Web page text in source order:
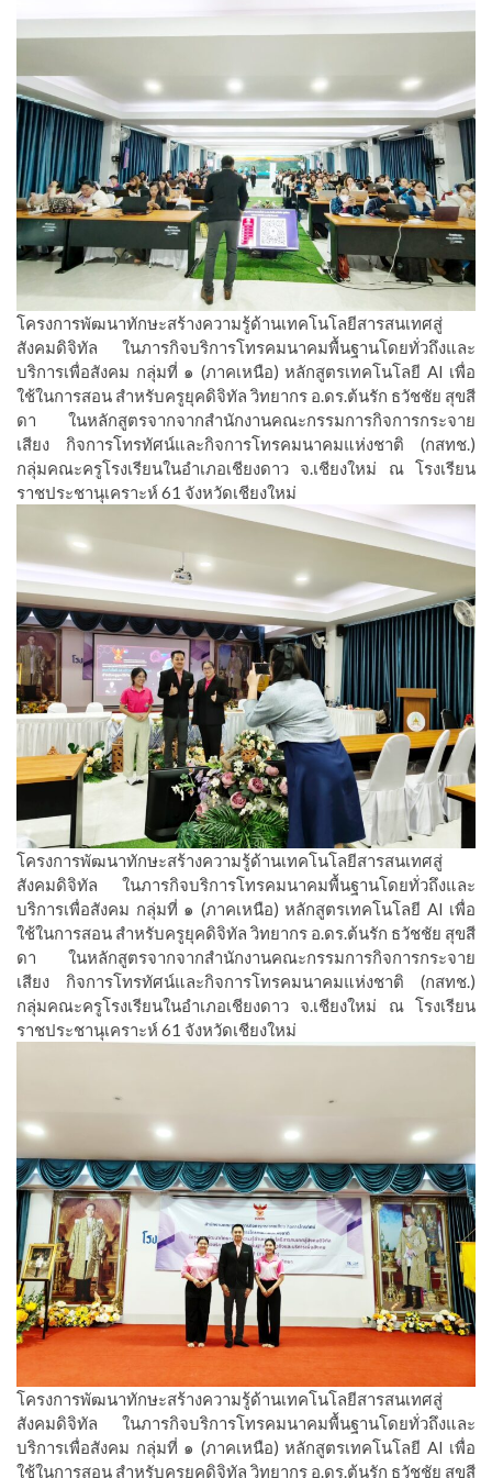
โครงการพัฒนาทักษะสร้างความรู้ด้านเทคโนโลยีสารสนเทศสู่
สังคมดิจิทัล ในภารกิจบริการโทรคมนาคมพื้นฐานโดยทั่วถึงและ
บริการเพื่อสังคม กลุ่มที่ ๑ (ภาคเหนือ) หลักสูตรเทคโนโลยี AI เพื่อ
ใช้ในการสอน สำหรับครูยุคดิจิทัล วิทยากร อ.ดร.ต้นรัก ธวัชชัย สุขสี
ดา ในหลักสูตรจากจากสำนักงานคณะกรรมการกิจการกระจาย
เสียง กิจการโทรทัศน์และกิจการโทรคมนาคมแห่งชาติ (กสทช.)
กลุ่มคณะครูโรงเรียนในอำเภอเชียงดาว จ.เชียงใหม่ ณ โรงเรียน
ราชประชานุเคราะห์ 61 จังหวัดเชียงใหม่
โครงการพัฒนาทักษะสร้างความรู้ด้านเทคโนโลยีสารสนเทศสู่
สังคมดิจิทัล ในภารกิจบริการโทรคมนาคมพื้นฐานโดยทั่วถึงและ
บริการเพื่อสังคม กลุ่มที่ ๑ (ภาคเหนือ) หลักสูตรเทคโนโลยี AI เพื่อ
ใช้ในการสอน สำหรับครูยุคดิจิทัล วิทยากร อ.ดร.ต้นรัก ธวัชชัย สุขสี
ดา ในหลักสูตรจากจากสำนักงานคณะกรรมการกิจการกระจาย
เสียง กิจการโทรทัศน์และกิจการโทรคมนาคมแห่งชาติ (กสทช.)
กลุ่มคณะครูโรงเรียนในอำเภอเชียงดาว จ.เชียงใหม่ ณ โรงเรียน
ราชประชานุเคราะห์ 61 จังหวัดเชียงใหม่
โครงการพัฒนาทักษะสร้างความรู้ด้านเทคโนโลยีสารสนเทศสู่
สังคมดิจิทัล ในภารกิจบริการโทรคมนาคมพื้นฐานโดยทั่วถึงและ
บริการเพื่อสังคม กลุ่มที่ ๑ (ภาคเหนือ) หลักสูตรเทคโนโลยี AI เพื่อ
ใช้ในการสอน สำหรับครูยุคดิจิทัล วิทยากร อ.ดร.ต้นรัก ธวัชชัย สุขสี